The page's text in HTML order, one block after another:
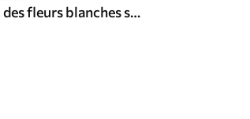
Branches avec des fleurs blanches sur un fond beige clair